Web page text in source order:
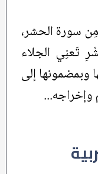
سورة الحشر،
تَعنِي الجلاء
وبمضمونها إلى
وإخراجه...